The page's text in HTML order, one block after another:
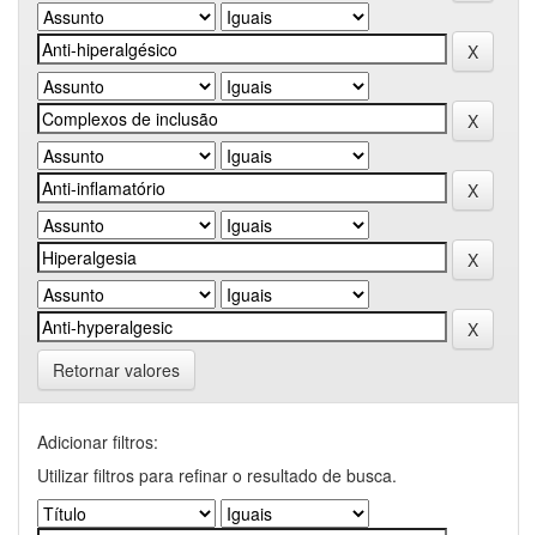
Retornar valores
Adicionar filtros:
Utilizar filtros para refinar o resultado de busca.